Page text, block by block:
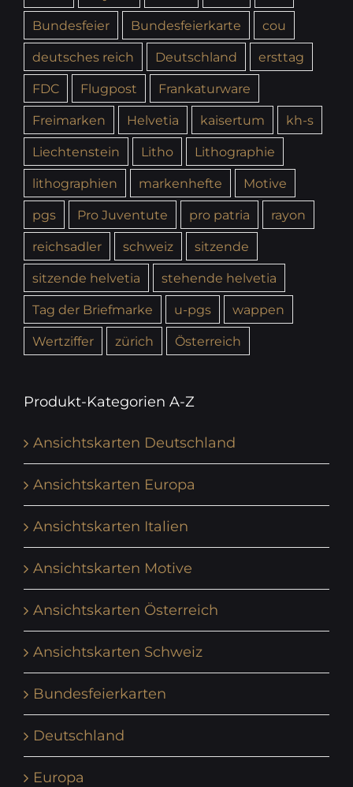
Bundesfeier
Bundesfeierkarte
cou
deutsches reich
Deutschland
ersttag
FDC
Flugpost
Frankaturware
Freimarken
Helvetia kaisertum
kh-s
Liechtenstein
Litho
Lithographie
lithographien
markenhefte
Motive
pgs
Pro Juventute pro patria
rayon
reichsadler
schweiz
sitzende
sitzende helvetia
stehende helvetia
Tag der Briefmarke
u-pgs
wappen
Wertziffer
zürich Österreich
Produkt-Kategorien A-Z
Ansichtskarten Deutschland
Ansichtskarten Europa
Ansichtskarten Italien
Ansichtskarten Motive
Ansichtskarten Österreich
Ansichtskarten Schweiz
Bundesfeierkarten
Deutschland
Europa